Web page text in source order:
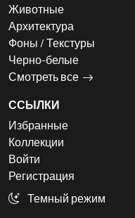
Животные
Архитектура
Фоны / Текстуры
Черно-белые
Смотреть все
ССЫЛКИ
Избранные
Коллекции
Войти
Регистрация
Темный режим